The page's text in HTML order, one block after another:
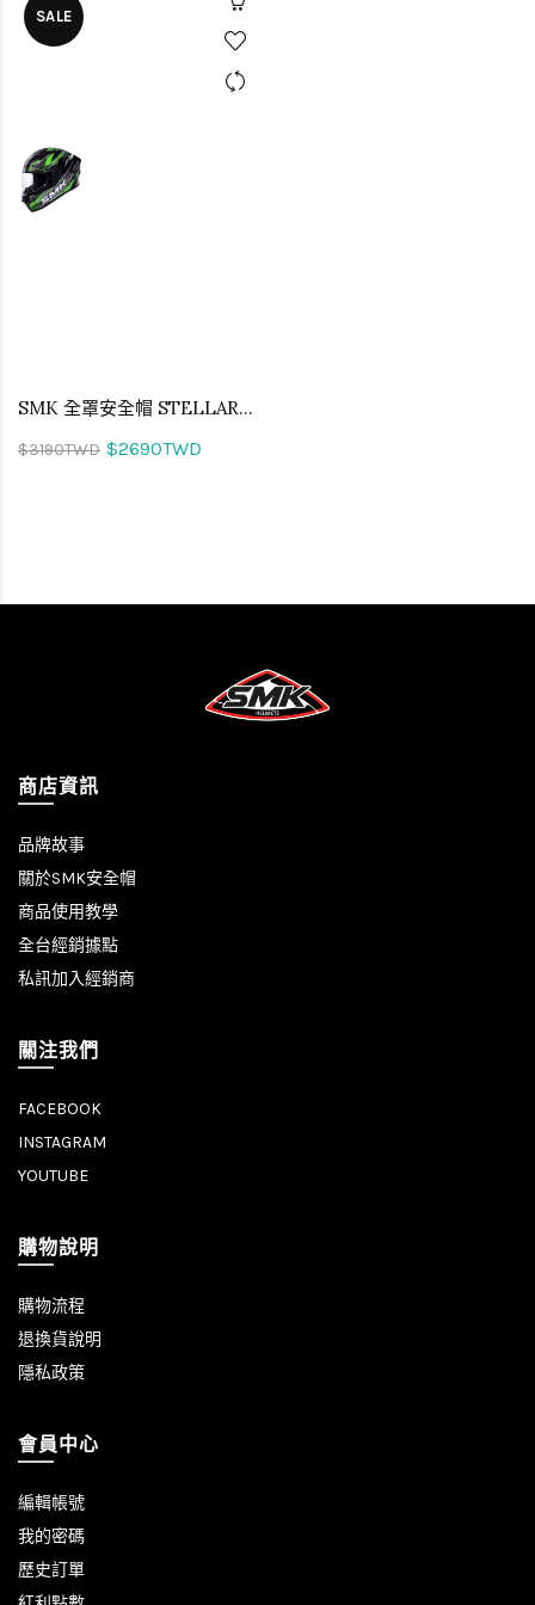
SALE
SMK 全罩安全帽 STELLAR METEORITE 侵略者 GL286
$3190TWD $2690TWD
商店資訊
品牌故事
關於SMK安全帽
商品使用教學
全台經銷據點
私訊加入經銷商
關注我們
FACEBOOK
INSTAGRAM
YOUTUBE
購物說明
購物流程
退換貨說明
隱私政策
會員中心
編輯帳號
我的密碼
歷史訂單